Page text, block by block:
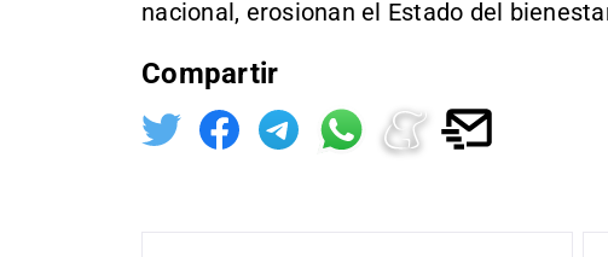
nacional, erosionan el Estado del
Compartir